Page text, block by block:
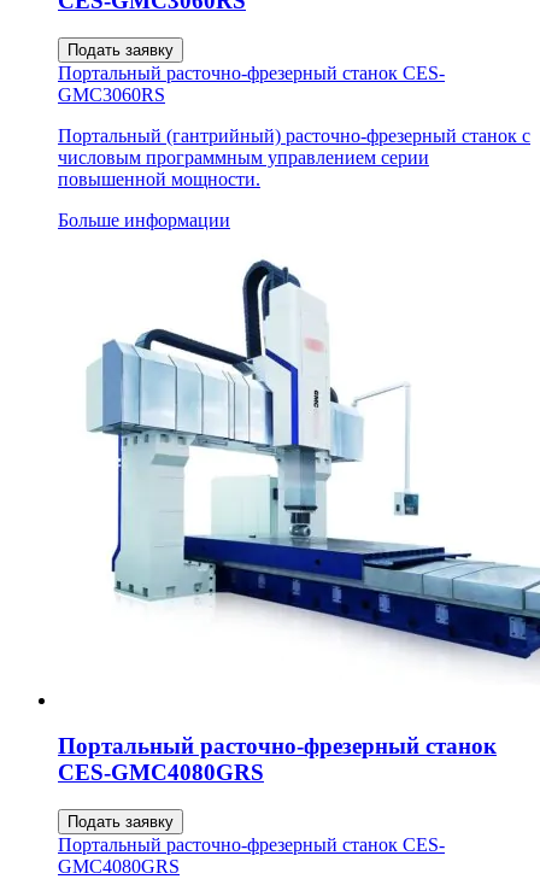
Подать заявку
Портальный расточно-фрезерный станок CES-
GMC3060RS
Портальный (гантрийный) расточно-фрезерный станок с
числовым программным управлением серии
повышенной мощности.
Больше информации
Портальный расточно-фрезерный станок
CES-GMC4080GRS
Подать заявку
Портальный расточно-фрезерный станок CES-
GMC4080GRS